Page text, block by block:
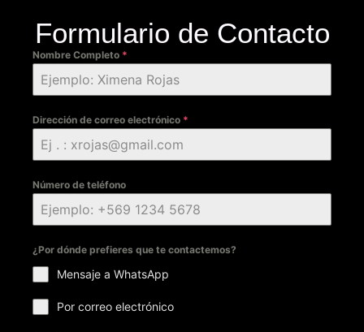
Formulario de Contacto
Nombre Completo *
Dirección de correo electrónico *
Número de teléfono
¿Por dónde prefieres que te contactemos?
Mensaje a WhatsApp
Por correo electrónico